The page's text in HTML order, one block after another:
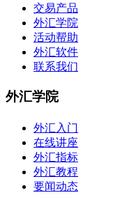
交易产品
外汇学院
活动帮助
外汇软件
联系我们
外汇学院
外汇入门
在线讲座
外汇指标
外汇教程
要闻动态